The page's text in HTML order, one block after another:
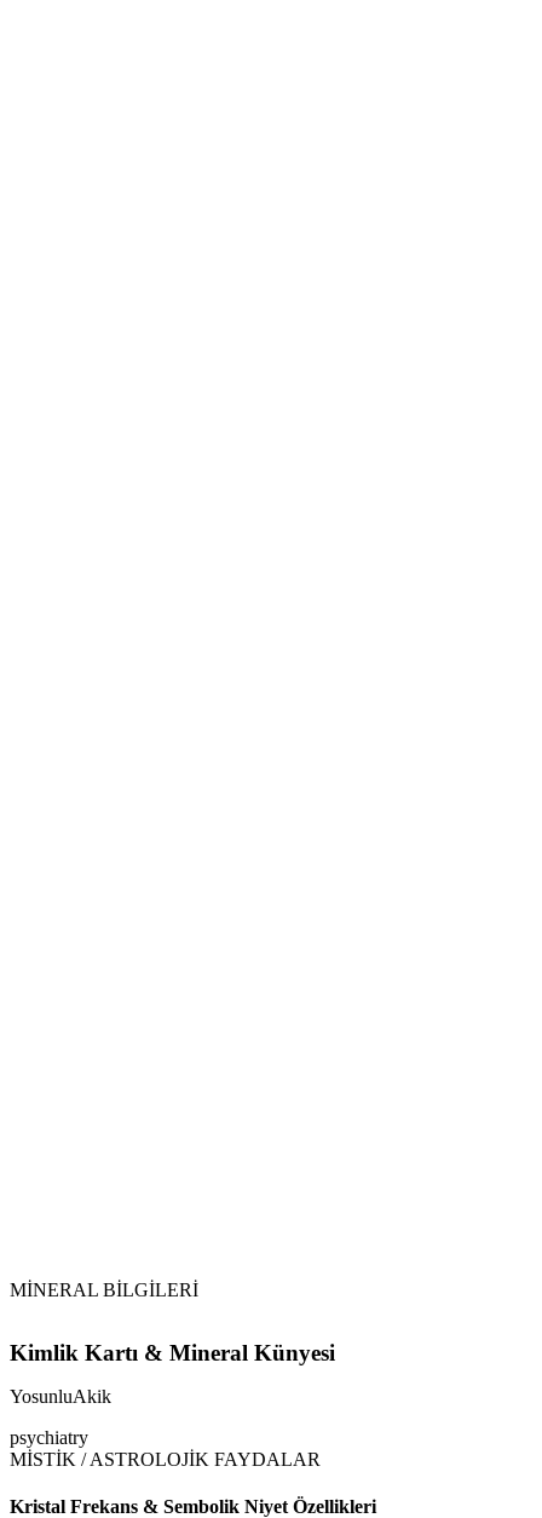
MİNERAL BİLGİLERİ
Kimlik Kartı & Mineral Künyesi
YosunluAkik
psychiatry
MİSTİK / ASTROLOJİK FAYDALAR
Kristal Frekans & Sembolik Niyet Özellikleri